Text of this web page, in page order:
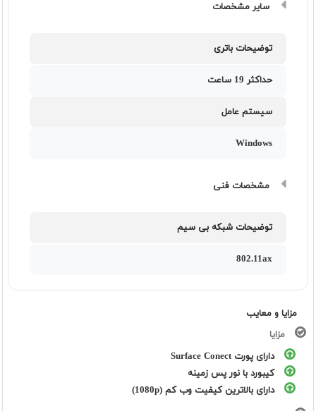
سایر مشخصات
توضیحات باتری
حداکثر 19 ساعت
سیستم عامل
Windows
مشخصات فنی
توضیحات شبکه بی سیم
802.11ax
مزایا و معایب
مزایا
دارای پورت Surface Conect
کیبورد با نور پس زمینه
دارای بالاترین کیفیت وب کم (1080p)